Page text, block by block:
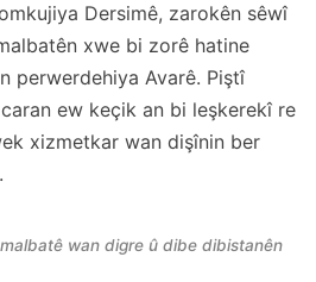
Dersimê, zarokên sêwî
xwe bi zorê hatine
perwerdehiya Avarê. Piştî
ew keçik an bi leşkerekî re
xizmetkar wan dişînin ber
wan digre û dibe dibistanên